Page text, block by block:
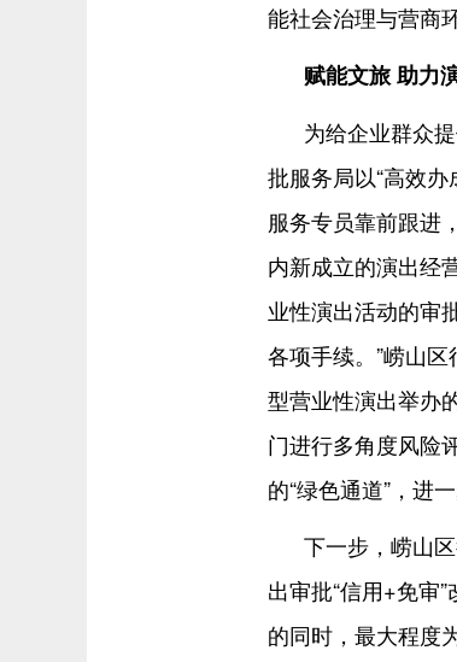
能社会治理与营商
赋能文旅 助力
为给企业群众
批服务局以“高效
服务专员靠前跟进
内新成立的演出经
业性演出活动的审
各项手续。”崂山
型营业性演出举办
门进行多角度风险
的“绿色通道”，进
下一步，崂山
出审批“信用+免审
的同时，最大程度